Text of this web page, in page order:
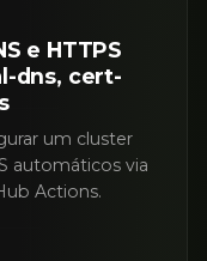
e HTTPS
dns, cert-
um cluster
automáticos via
Actions.